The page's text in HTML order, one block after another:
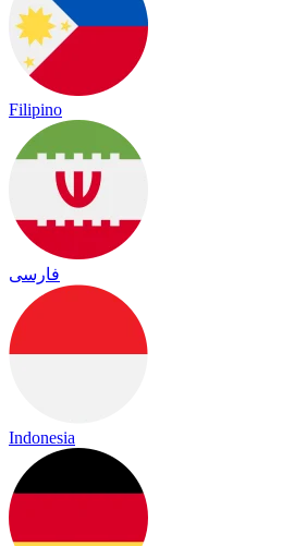
Filipino
فارسی
Indonesia